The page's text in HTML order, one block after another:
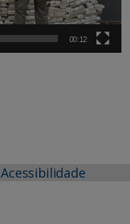
00:12
Acessibilidade